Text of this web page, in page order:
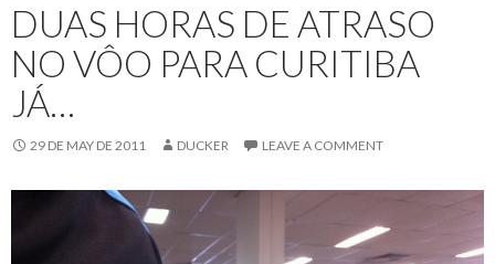
DUAS HORAS DE ATRASO
NO VÔO PARA CURITIBA
JÁ…
29 DE MAY DE 2011 DUCKER LEAVE A COMMENT